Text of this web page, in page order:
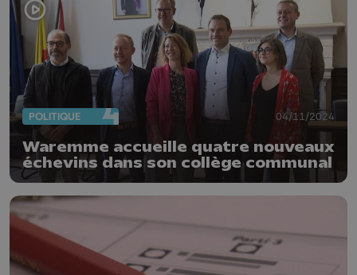
POLITIQUE 04/11/2024
Waremme accueille quatre nouveaux
échevins dans son collège communal